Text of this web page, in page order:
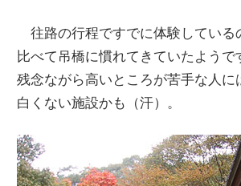
往路の行程ですでに体験している
比べて吊橋に慣れてきていたようで
残念ながら高いところが苦手な人に
白くない施設かも（汗）。